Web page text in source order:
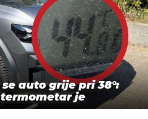
auto grije pri 38°:
je